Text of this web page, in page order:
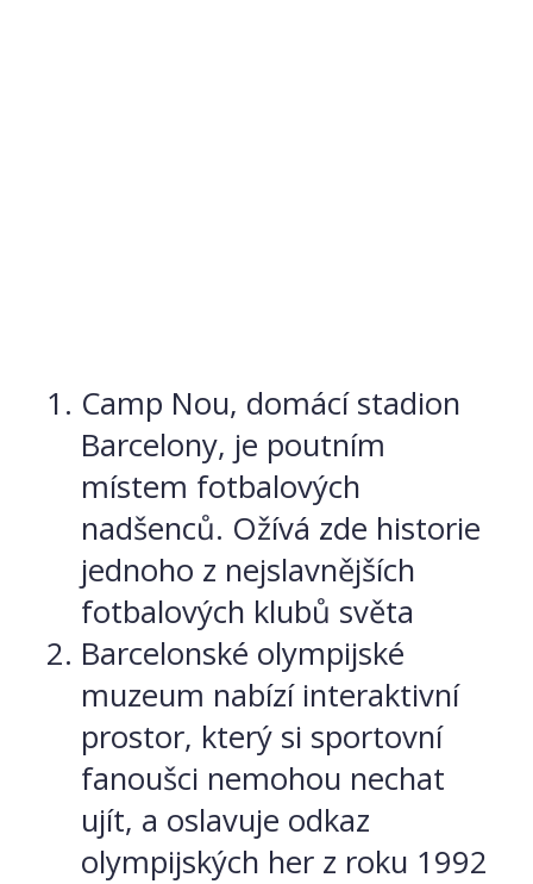
Camp Nou, domácí stadion
Barcelony, je poutním
místem fotbalových
nadšenců. Ožívá zde historie
jednoho z nejslavnějších
fotbalových klubů světa
Barcelonské olympijské
muzeum nabízí interaktivní
prostor, který si sportovní
fanoušci nemohou nechat
ujít, a oslavuje odkaz
olympijských her z roku 1992